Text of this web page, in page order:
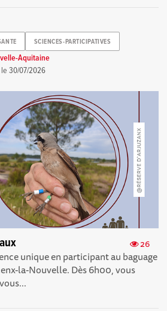
SCIENCES-PARTICIPATIVES
Aquitaine
le30/07/2026
26
unique en participant au baguage
la-Nouvelle. Dès 6h00, vous